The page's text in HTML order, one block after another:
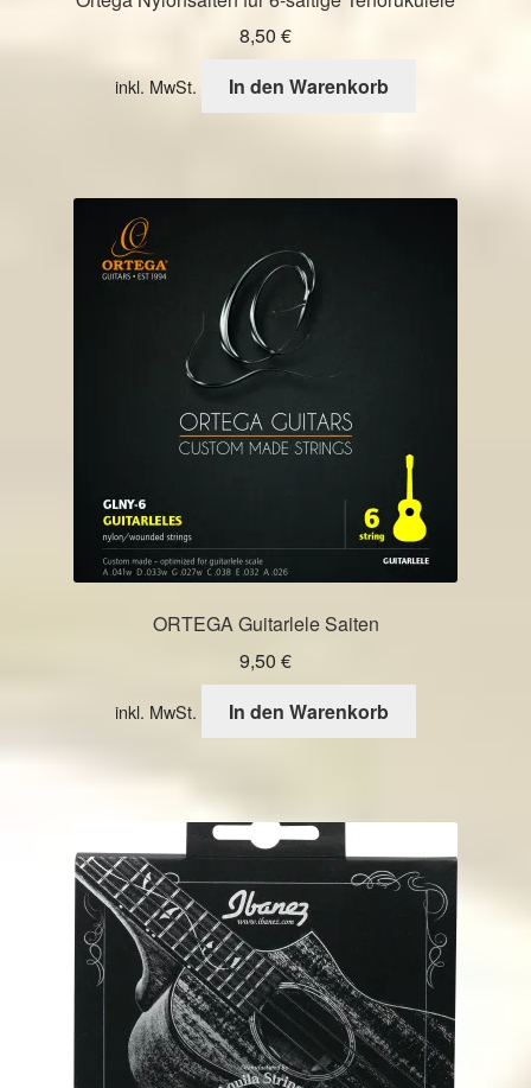
8,50 €
inkl. MwSt. In den Warenkorb
ORTEGA Guitarlele Saiten
9,50 €
inkl. MwSt. In den Warenkorb